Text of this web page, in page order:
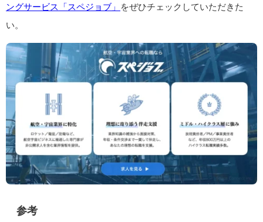
ングサービス「スペジョブ」 をぜひチェックしていただきた
い。
参考